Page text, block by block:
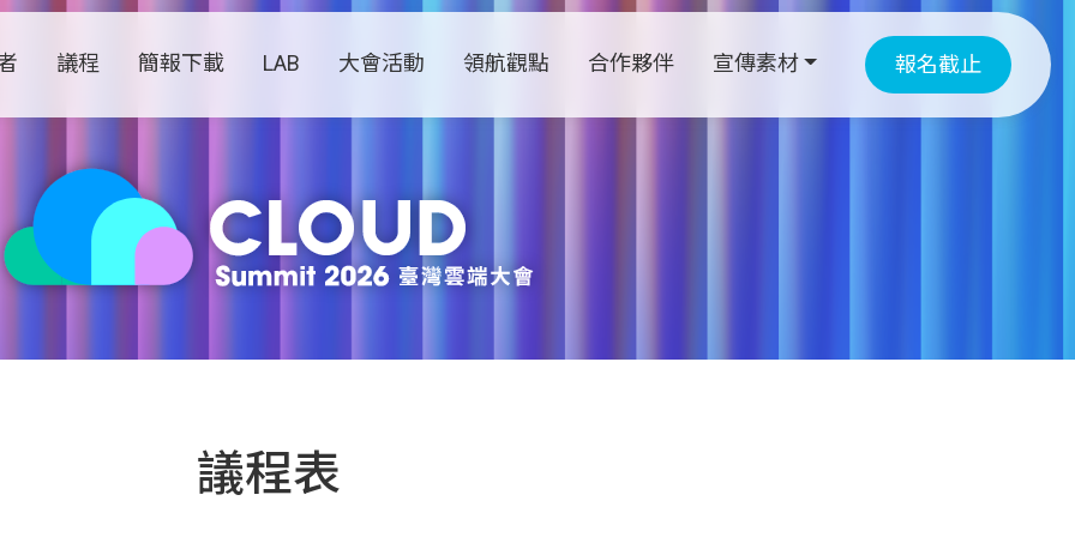
議程 簡報下載 LAB 大會活動 領航觀點 合作夥伴 宣傳素材 報名截止
議程表